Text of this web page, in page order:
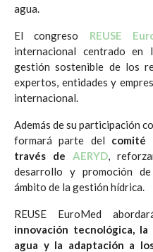
agua.
El congreso REUSE
internacional centrado
gestión sostenible de los
expertos, entidades y
internacional.
Además de su participación
formará parte del comité
través deAERYD,
desarrollo y promoción
ámbito de la gestión hídrica.
REUSE EuroMed
innovación tecnológica,
agua y la adaptación a